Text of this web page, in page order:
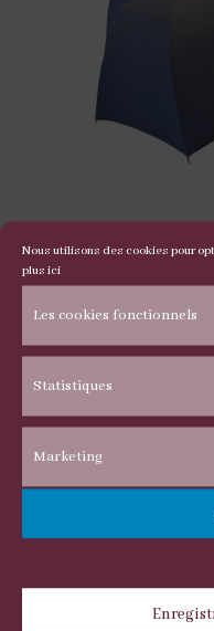
Nous utilisons des cookies pour
plus ici
Les cookies fonctionnels
Statistiques
Marketing